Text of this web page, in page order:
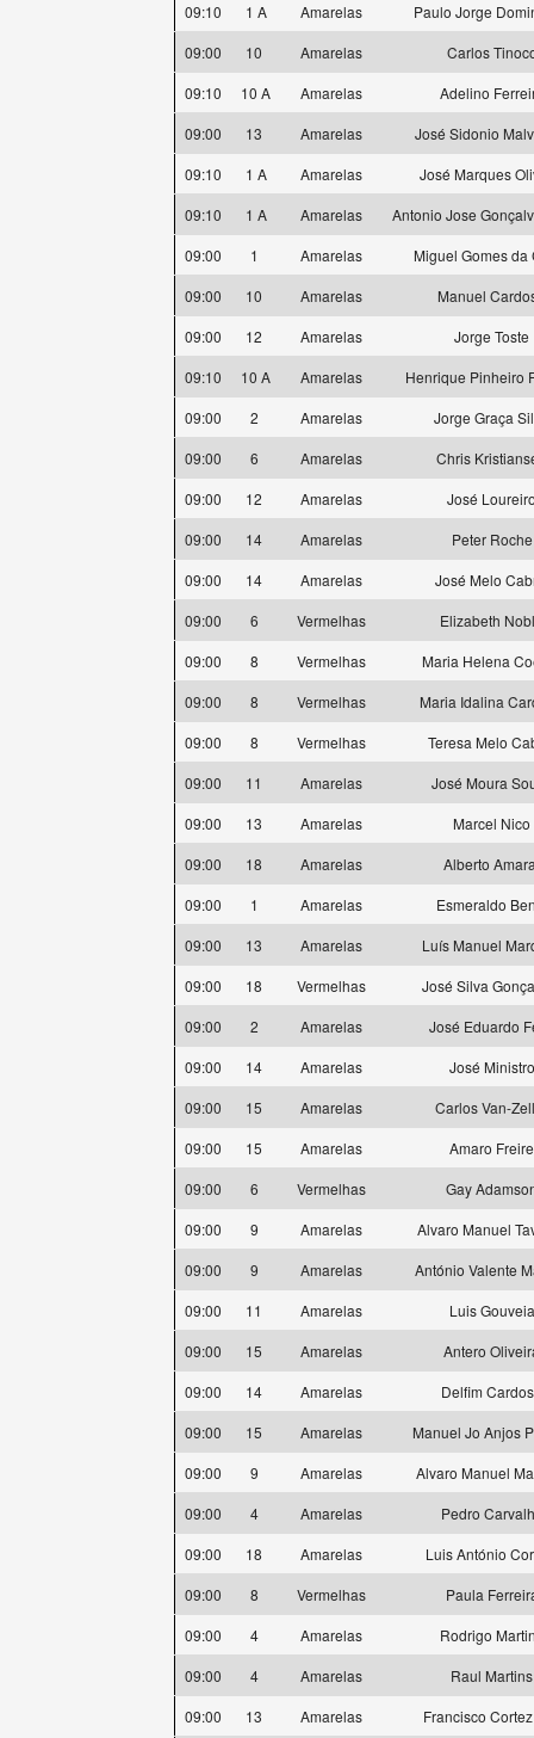
09:10
1 A Amarelas
Paulo Jorge
09:00
10 Amarelas
Carlos
09:10
10 A Amarelas
Adelino
09:00
13 Amarelas
José Sidonio
09:10
1 A Amarelas
José Marques
09:10
1 A Amarelas
Antonio Jose
09:00
1 Amarelas
Miguel Gomes da
09:00
10 Amarelas
Manuel
09:00
12 Amarelas
Jorge Toste
09:10
10 A Amarelas
Henrique Pinheiro
09:00
2 Amarelas
Jorge Graça
09:00
6 Amarelas
Chris
09:00
12 Amarelas
José
09:00
14 Amarelas
Peter Roche
09:00
14 Amarelas
José Melo
09:00
6 Vermelhas
Elizabeth
09:00
8 Vermelhas
Maria Helena
09:00
8 Vermelhas
Maria Idalina
09:00
8 Vermelhas
Teresa Melo
09:00
11 Amarelas
José Moura
09:00
13 Amarelas
Marcel Nico
09:00
18 Amarelas
Alberto
09:00
1 Amarelas
Esmeraldo
09:00
13 Amarelas
Luís Manuel
09:00
18 Vermelhas
José Silva
09:00
2 Amarelas
José Eduardo
09:00
14 Amarelas
José Ministro
09:00
15 Amarelas
Carlos Van-
09:00
15 Amarelas
Amaro Freire
09:00
6 Vermelhas
Gay
09:00
9 Amarelas
Alvaro Manuel
09:00
9 Amarelas
António Valente
09:00
11 Amarelas
Luis Gouveia
09:00
15 Amarelas
Antero
09:00
14 Amarelas
Delfim
09:00
15 Amarelas
Manuel Jo Anjos
09:00
9 Amarelas
Alvaro Manuel
09:00
4 Amarelas
Pedro
09:00
18 Amarelas
Luis António
09:00
8 Vermelhas
Paula
09:00
4 Amarelas
Rodrigo
09:00
4 Amarelas
Raul Martins
09:00
13 Amarelas Francisco